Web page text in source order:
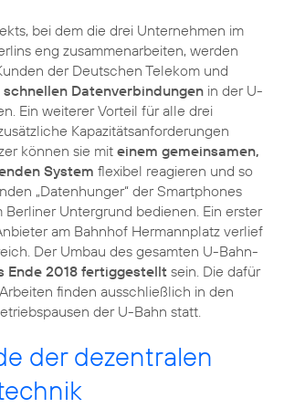
bei dem die drei Unternehmen im
eng zusammenarbeiten, werden
der Deutschen Telekom und
schnellen Datenverbindungen in der U-
Ein weiterer Vorteil für alle drei
Kapazitätsanforderungen
können sie mit einem gemeinsamen,
System flexibel reagieren und so
„Datenhunger“ der Smartphones
Berliner Untergrund bedienen. Ein erster
am Bahnhof Hermannplatz verlief
Der Umbau des gesamten U-Bahn-
Ende 2018 fertiggestellt sein. Die dafür
finden ausschließlich in den
der U-Bahn statt.
der dezentralen